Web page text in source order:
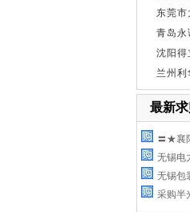
东莞市
青岛永
沈阳得
兰州利
最新求
〓★襄
无锡电
无锡包
采购半